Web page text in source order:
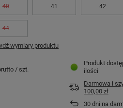
40 41 42
44
wymiary produktu
/ szt.
Produkt
ilości
Darmowa i
100,00 zł
30 dni na